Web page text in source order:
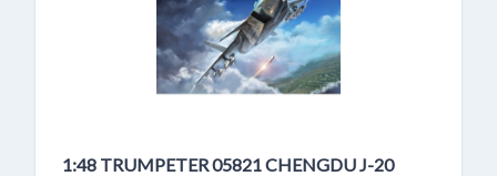
1:48 TRUMPETER 05821 CHENGDU J-20